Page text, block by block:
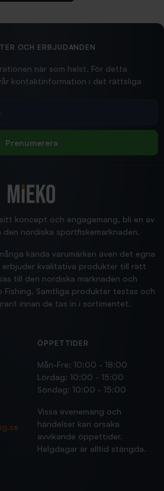
2026/02/19
Snabb och bra...
OCH ERBJUDANDEN
när som helst. För detta
kontaktinformation i det rättsliga
Prenumerera
koncept och engagemang, bli en av
nordiska sportfiskemarknaden.
kända varumärken även det egna
erbjuder kvalitativa produkter till rätt
till den nordiska marknaden och
Fishing. Samtliga produkter testas och
innan de tas in i sortimentet.
ÖPPETTIDER
Mån-Fre: 10:00 - 18:00
Lördag: 10:00 - 15:00
Söndag: 10:00 - 15:00
Vissa evenemang och
händelser kan orsaka
avvikande öppettider.
Helgdagar är alltid stängda.